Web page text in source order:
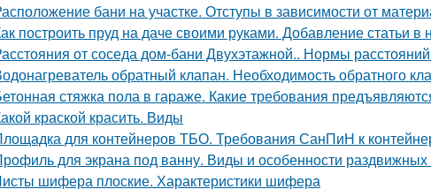
бани на участке. Отступы в зависимости от
построить пруд на даче своими руками. Добавление статьи в
от соседа дом-бани Двухэтажной.. Нормы
обратный клапан. Необходимость обратного
стяжка пола в гараже. Какие требования
краской красить. Виды
для контейнеров ТБО. Требования СанПиН к
для экрана под ванну. Виды и особенности раздвижных
шифера плоские. Характеристики шифера